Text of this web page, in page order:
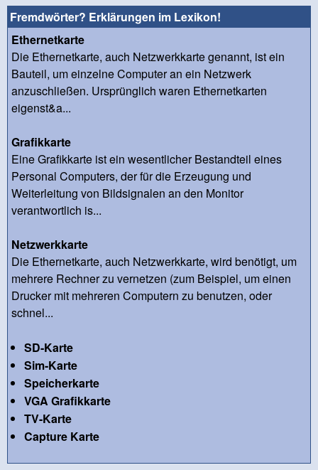
Fremdwörter? Erklärungen im Lexikon!
Ethernetkarte
Die Ethernetkarte, auch Netzwerkkarte genannt, ist ein
Bauteil, um einzelne Computer an ein Netzwerk
anzuschließen. Ursprünglich waren Ethernetkarten
eigenst&a...
Grafikkarte
Eine Grafikkarte ist ein wesentlicher Bestandteil eines
Personal Computers, der für die Erzeugung und
Weiterleitung von Bildsignalen an den Monitor
verantwortlich is...
Netzwerkkarte
Die Ethernetkarte, auch Netzwerkkarte, wird benötigt, um
mehrere Rechner zu vernetzen (zum Beispiel, um einen
Drucker mit mehreren Computern zu benutzen, oder
schnel...
SD-Karte
Sim-Karte
Speicherkarte
VGA Grafikkarte
TV-Karte
Capture Karte